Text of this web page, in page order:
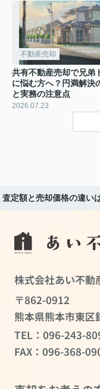
不動産売却
共有不動産売却で兄弟
に悩む方へ？円満解決
と実務の注意点
2026.07.23
査定額と売却価格の違い
株式会社あい不動
〒862-0912
熊本県熊本市東区
TEL： 096-243-
FAX：096-368-